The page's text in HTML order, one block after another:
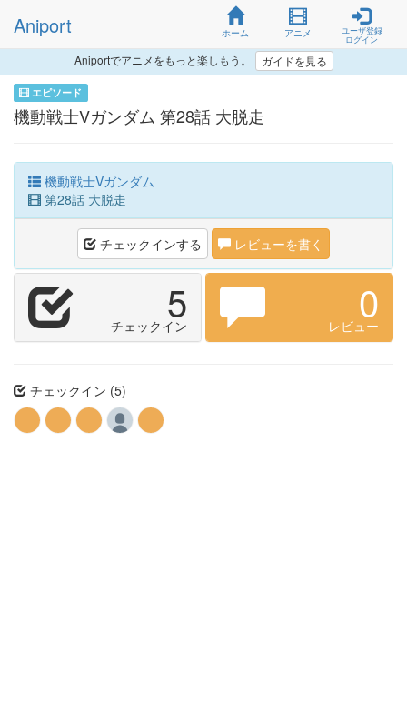
Aniport ホーム アニメ
ユーザ登録
ログイン
Aniportでアニメをもっと楽しもう。 ガイドを見る
エピソード
機動戦士Vガンダム 第28話 大脱走
機動戦士Vガンダム
第28話 大脱走
チェックインする レビューを書く
5
チェックイン 0
レビュー
チェックイン (5)